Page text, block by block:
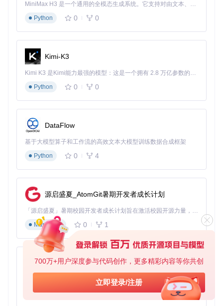
700万+用户深度参与代码创作，更多精彩内容等你共创
立即登录/注册
✅ 确保使用Webpack5+或Vite构建工具
✅ 配置compiler: 'webpack5'
✅ 检查babel配置，关闭ES模块转CommonJS
效果验证指标：
代码覆盖率提升15-25%
包体积减少20-30%
2.2 代码分割：实现按需加载
开发痛点
致首屏加载缓慢。
技术原理：将代码按路由或组件拆分为多个chunk，仅加载当
前需要的部分。Taro支持两种分割模式：
路由分割：基于页面路由的按需加载
实施Checklist：
✅ 配置路由级别的代码分割
✅ 对非首屏大型组件使用动态导入
✅ 设置合理的加载占位符
✅ 处理分割模块的错误边界
效果验证指标：
首屏加载时间减少40-50%
初始JS下载体积减少50-60%
MiniMax H3 是一个通用的全模态生成系统。它支持对由文本、图像、视频和音频组成的多模态上下文进行统一理解，并能生成分辨率高达 2K、时长可达 15 秒的带原生立体声音频的视频。得益于面向任务泛化的系统设计，H3 在预训练阶段就已具备广泛的多模态上下文理解与生成能力，能够出色地执行复杂的多模态指令。
Python
0 0
Kimi-K3
Kimi K3 是Kimi能力最强的模型：这是一个拥有 2.8 万亿参数的混合专家（MoE）模型，具备原生视觉理解能力，并支持 100 万 token 的上下文窗口。
Python
0 0
DataFlow
基于大模型算子和工作流的高效文本大模型训练数据合成框架
Python
0 4
源启盛夏_AtomGit暑期开发者成长计划
「源启盛夏」暑期校园开发者成长计划旨在激活校园开源力量，通过积分激励、认证扶持、资源倾斜等形式，引导高校组织和开发者完成「入驻 — 建项目 — 做贡献 — 获认证 — 得资源」的完整闭环。无论你是想带领社团入驻平台的组织者，还是希望用代码贡献证明自己的开发者，都能在这里找到属于你的成长路径。
Markdown
0 1
py-xiaozhi
基于Python的Xiaozhi AI，适用于想要完整Xiaozhi体验而无需拥有专用硬件的用户。
Python
0 1